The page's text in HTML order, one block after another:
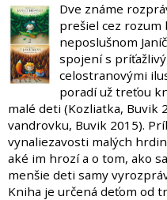
Dve známe
prešiel cez rozum
neposlušnom
spojení s
celostranovými
poradí už treťou
malé deti (Kozliatka, Buvik
vandrovku, Buvik 2015).
vynaliezavosti malých
aké im hrozí a o tom, ako
menšie deti samy
Kniha je určená deťom od